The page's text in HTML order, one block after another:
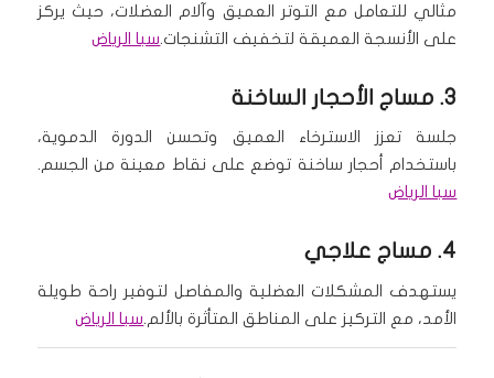
مثالي للتعامل مع التوتر العميق وآلام العضلات، حيث يركز
على الأنسجة العميقة لتخفيف التشنجات.سبا الرياض
3. مساج الأحجار الساخنة
جلسة تعزز الاسترخاء العميق وتحسن الدورة الدموية،
باستخدام أحجار ساخنة توضع على نقاط معينة من الجسم.
سبا الرياض
4. مساج علاجي
يستهدف المشكلات العضلية والمفاصل لتوفير راحة طويلة
الأمد، مع التركيز على المناطق المتأثرة بالألم.سبا الرياض